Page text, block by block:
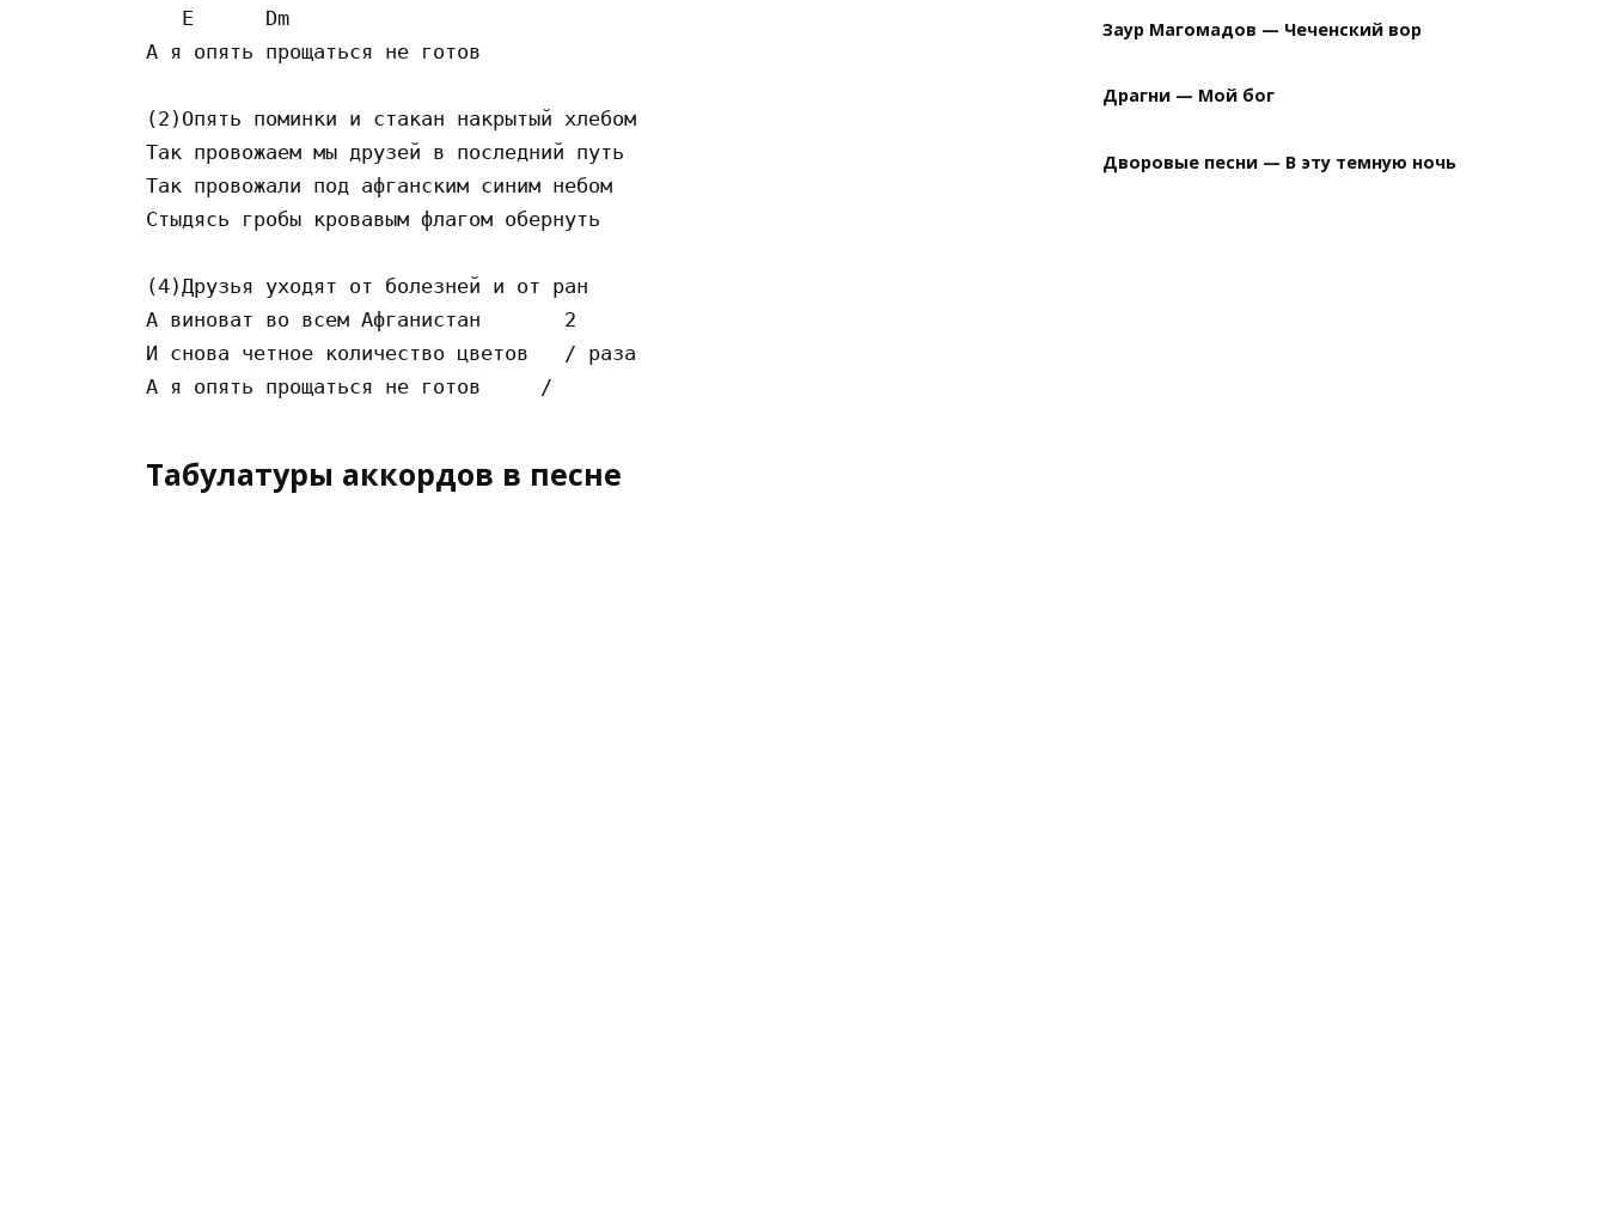
   E      Dm
A я опять прощаться не готов
(2)Опять поминки и стакан накрытый хлебом
Так провожаем мы друзей в последний путь
Так провожали под афганским синим небом
Стыдясь гробы кровавым флагом обернуть
(4)Друзья уходят от болезней и от ран
A виноват во всем Aфганистан       2
И снова четное количество цветов   / раза
Табулатуры аккордов в песне
Заур Магомадов — Чеченский вор
Драгни — Мой бог
Дворовые песни — В эту темную ночь